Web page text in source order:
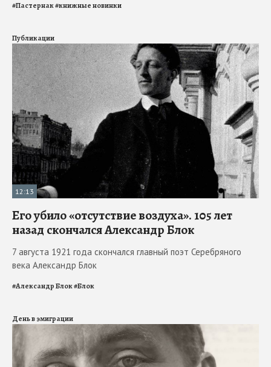
#Пастернак#книжные новинки
Публикации
12:13
Его убило «отсутствие воздуха». 105 лет
назад скончался Александр Блок
7 августа 1921 года скончался главный поэт Серебряного
века Александр Блок
#Александр Блок#Блок
День в эмиграции